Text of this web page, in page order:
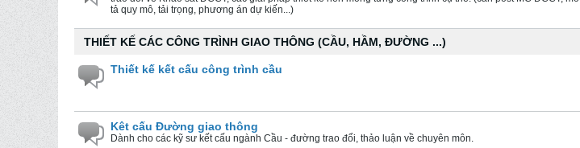
tả quy mô, tải trọng, phương án dự kiến...)
THIẾT KẾ CÁC CÔNG TRÌNH GIAO THÔNG (CẦU, HẦM, ĐƯỜNG ...)
Thiết kế kết cấu công trình cầu
Kêt cấu Đường giao thông
Dành cho các kỹ sư kết cấu ngành Cầu - đường trao đổi, thảo luận về chuyên môn.